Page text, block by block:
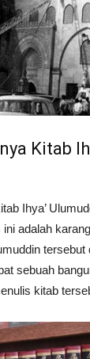
Kitab
Ihya’
adalah
tersebut
sebuah
kitab